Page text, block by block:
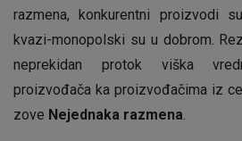
razmena, konkurentni proizvodi
kvazi-monopolski su u dobrom.
neprekidan protok viška
proizvođača ka proizvođačima iz
zove Nejednaka razmena.